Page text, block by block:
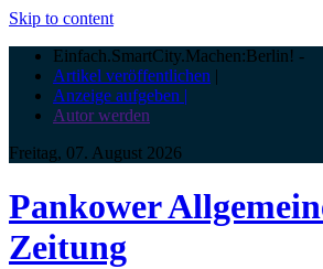
Skip to content
Einfach.SmartCity.Machen:Berlin! -
Artikel veröffentlichen |
Anzeige aufgeben |
Autor werden
Freitag, 07. August 2026
Pankower
Zeitung